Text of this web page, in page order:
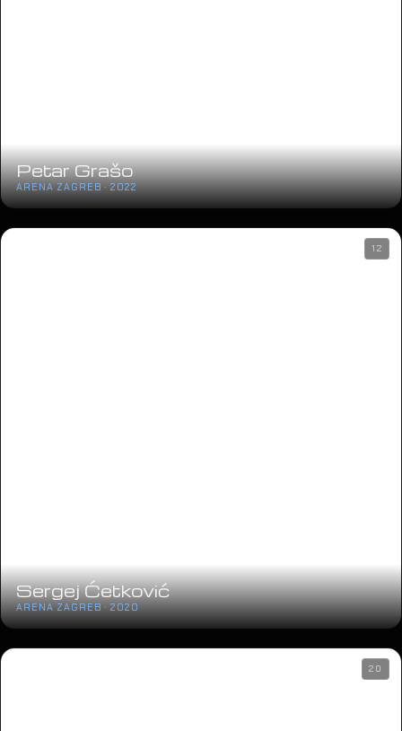
Petar Grašo
ARENA ZAGREB · 2022
Sergej Ćetković
ARENA ZAGREB · 2020
12
20